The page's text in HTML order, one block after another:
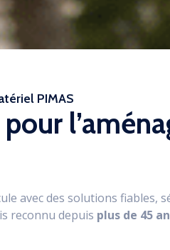
PIMAS
avec des solutions fiables,
reconnu depuis plus de 45